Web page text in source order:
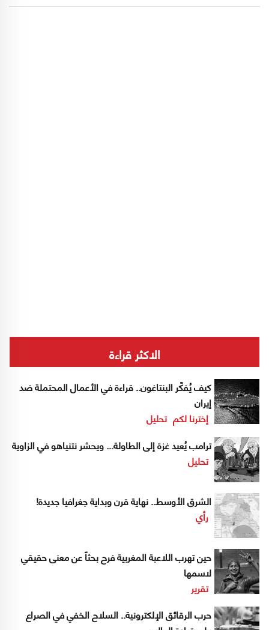
الإجتماعي وفاقا للوجدان القومي وللشعور بوحدة
الاكثر قراءة
كيف يُفكّر البنتاغون.. قراءة في الأعمال المحتملة ضد
إيران
إخترنا لكم تحليل
ترامب يُعيد غزة إلى الطاولة... ويحشر نتنياهو في الزاوية
تحليل
الشرق الأوسط.. نهاية قرن وبداية جغرافيا جديدة!
رأي
حين تهرب اللاعبة المغربية فرح بحثاً عن معنى حقيقي
لاسمها
تقرير
حرب الرقائق الإلكترونية.. السلاح الخفي في الصراع